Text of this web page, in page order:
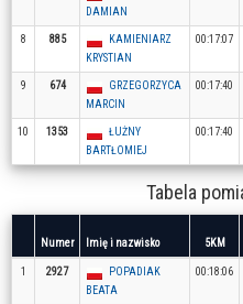
DAMIAN
8 885
KAMIENIARZ
KRYSTIAN
00:17:07
9 674
GRZEGORZYCA
MARCIN
00:17:40
10 1353
ŁUŻNY
BARTŁOMIEJ
00:17:40
Tabela
Numer Imię i nazwisko 5KM
1 2927
POPADIAK
BEATA
00:18:06